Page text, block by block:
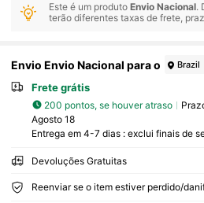
Este é um produtoEnvio Nacional.
terão diferentes taxas de frete,
Envio Envio Nacional para o Brazil
Frete grátis
200 pontos, se houver atraso
Agosto 18
Entrega em 4-7 dias : exclui finais de
Devoluções Gratuitas